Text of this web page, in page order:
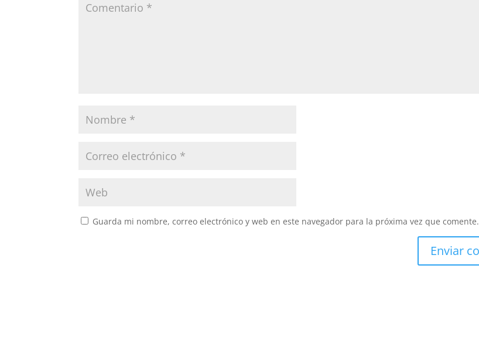
Guarda mi nombre, correo electrónico y web en este navegador para la próxima vez que comente.